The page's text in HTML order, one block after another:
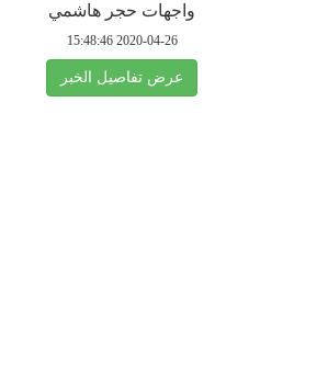
واجهات حجر هاشمي
2020-04-26 15:48:46
عرض تفاصيل الخبر